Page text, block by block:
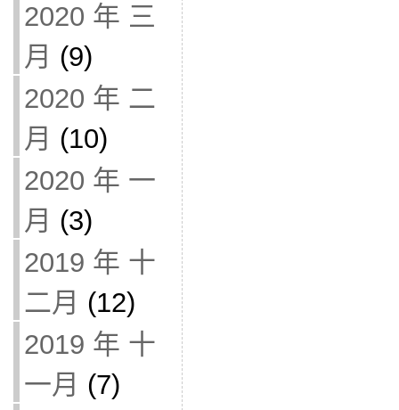
2020 年 三
月 (9)
2020 年 二
月 (10)
2020 年 一
月 (3)
2019 年 十
二月 (12)
2019 年 十
一月 (7)